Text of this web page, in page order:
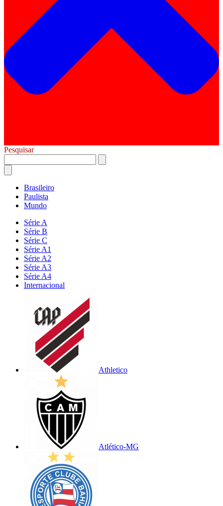
Pesquisar
Brasileiro
Paulista
Mundo
Série A
Série B
Série C
Série A1
Série A2
Série A3
Série A4
Internacional
Athletico
Atlético-MG